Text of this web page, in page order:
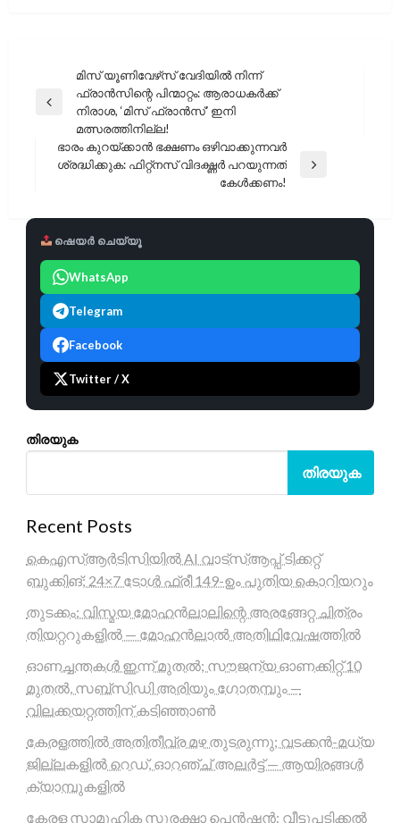
പോസ്റ്റുകളിലൂടെ
Previous
മിസ് യൂണിവേഴ്‌സ് വേദിയിൽ നിന്ന്
ഫ്രാൻസിന്റെ പിന്മാറ്റം: ആരാധകർക്ക്
നിരാശ, ‘മിസ് ഫ്രാൻസ്’ ഇനി
മത്സരത്തിനില്ല!
Next
ഭാരം കുറയ്ക്കാൻ ഭക്ഷണം ഒഴിവാക്കുന്നവർ
ശ്രദ്ധിക്കുക: ഫിറ്റ്‌നസ് വിദഗ്ദ്ധർ പറയുന്നത്
കേൾക്കണം!
ഷെയർ ചെയ്യൂ
WhatsApp
Telegram
Facebook
Twitter / X
തിരയുക
തിരയുക
Recent Posts
കെഎസ്ആർടിസിയിൽ AI വാട്സ്ആപ്പ് ടിക്കറ്റ്
ബുക്കിങ്; 24×7 ടോൾ ഫ്രീ 149-ഉം പുതിയ കൊറിയറും
തുടക്കം: വിസ്മയ മോഹൻലാലിന്റെ അരങ്ങേറ്റ ചിത്രം
തിയറ്ററുകളിൽ — മോഹൻലാൽ അതിഥിവേഷത്തിൽ
ഓണച്ചന്തകൾ ഇന്ന് മുതൽ; സൗജന്യ ഓണക്കിറ്റ് 10
മുതൽ, സബ്സിഡി അരിയും ഗോതമ്പും —
വിലക്കയറ്റത്തിന് കടിഞ്ഞാൺ
കേരളത്തിൽ അതിതീവ്ര മഴ തുടരുന്നു; വടക്കൻ-മധ്യ
ജില്ലകളിൽ റെഡ്, ഓറഞ്ച് അലർട്ട് — ആയിരങ്ങൾ
ക്യാമ്പുകളിൽ
കേരള സാമൂഹിക സുരക്ഷാ പെൻഷൻ: വീട്ടുപടിക്കൽ